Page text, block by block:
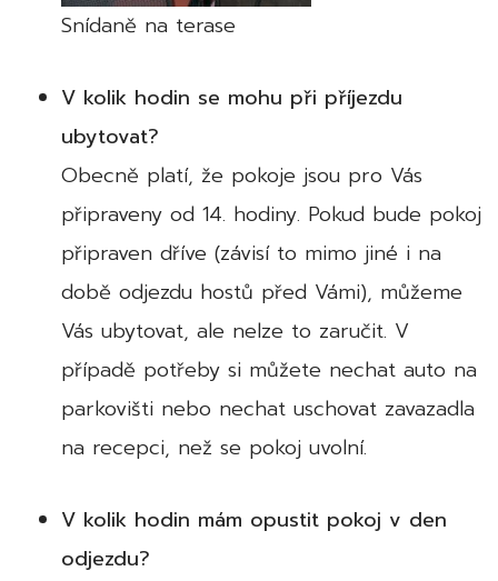
Snídaně na terase
V kolik hodin se mohu při příjezdu
ubytovat?
Obecně platí, že pokoje jsou pro Vás
připraveny od 14. hodiny. Pokud bude pokoj
připraven dříve (závisí to mimo jiné i na
době odjezdu hostů před Vámi), můžeme
Vás ubytovat, ale nelze to zaručit. V
případě potřeby si můžete nechat auto na
parkovišti nebo nechat uschovat zavazadla
na recepci, než se pokoj uvolní.
V kolik hodin mám opustit pokoj v den
odjezdu?